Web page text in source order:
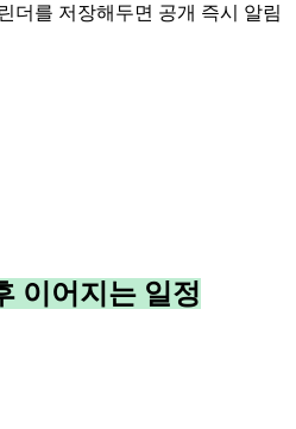
더를 저장해두면 공개 즉시 알림
이어지는 일정